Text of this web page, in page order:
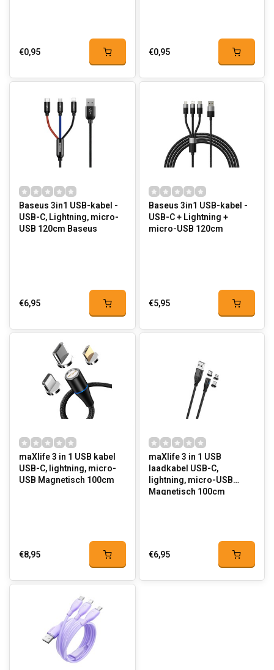
€0,95 €0,95
Baseus 3in1 USB-kabel -
USB-C, Lightning, micro-
USB 120cm Baseus
€6,95
Baseus 3in1 USB-kabel -
USB-C + Lightning +
micro-USB 120cm
€5,95
maXlife 3 in 1 USB kabel
USB-C, lightning, micro-
USB Magnetisch 100cm
€8,95
maXlife 3 in 1 USB
laadkabel USB-C,
lightning, micro-USB
Magnetisch 100cm
€6,95